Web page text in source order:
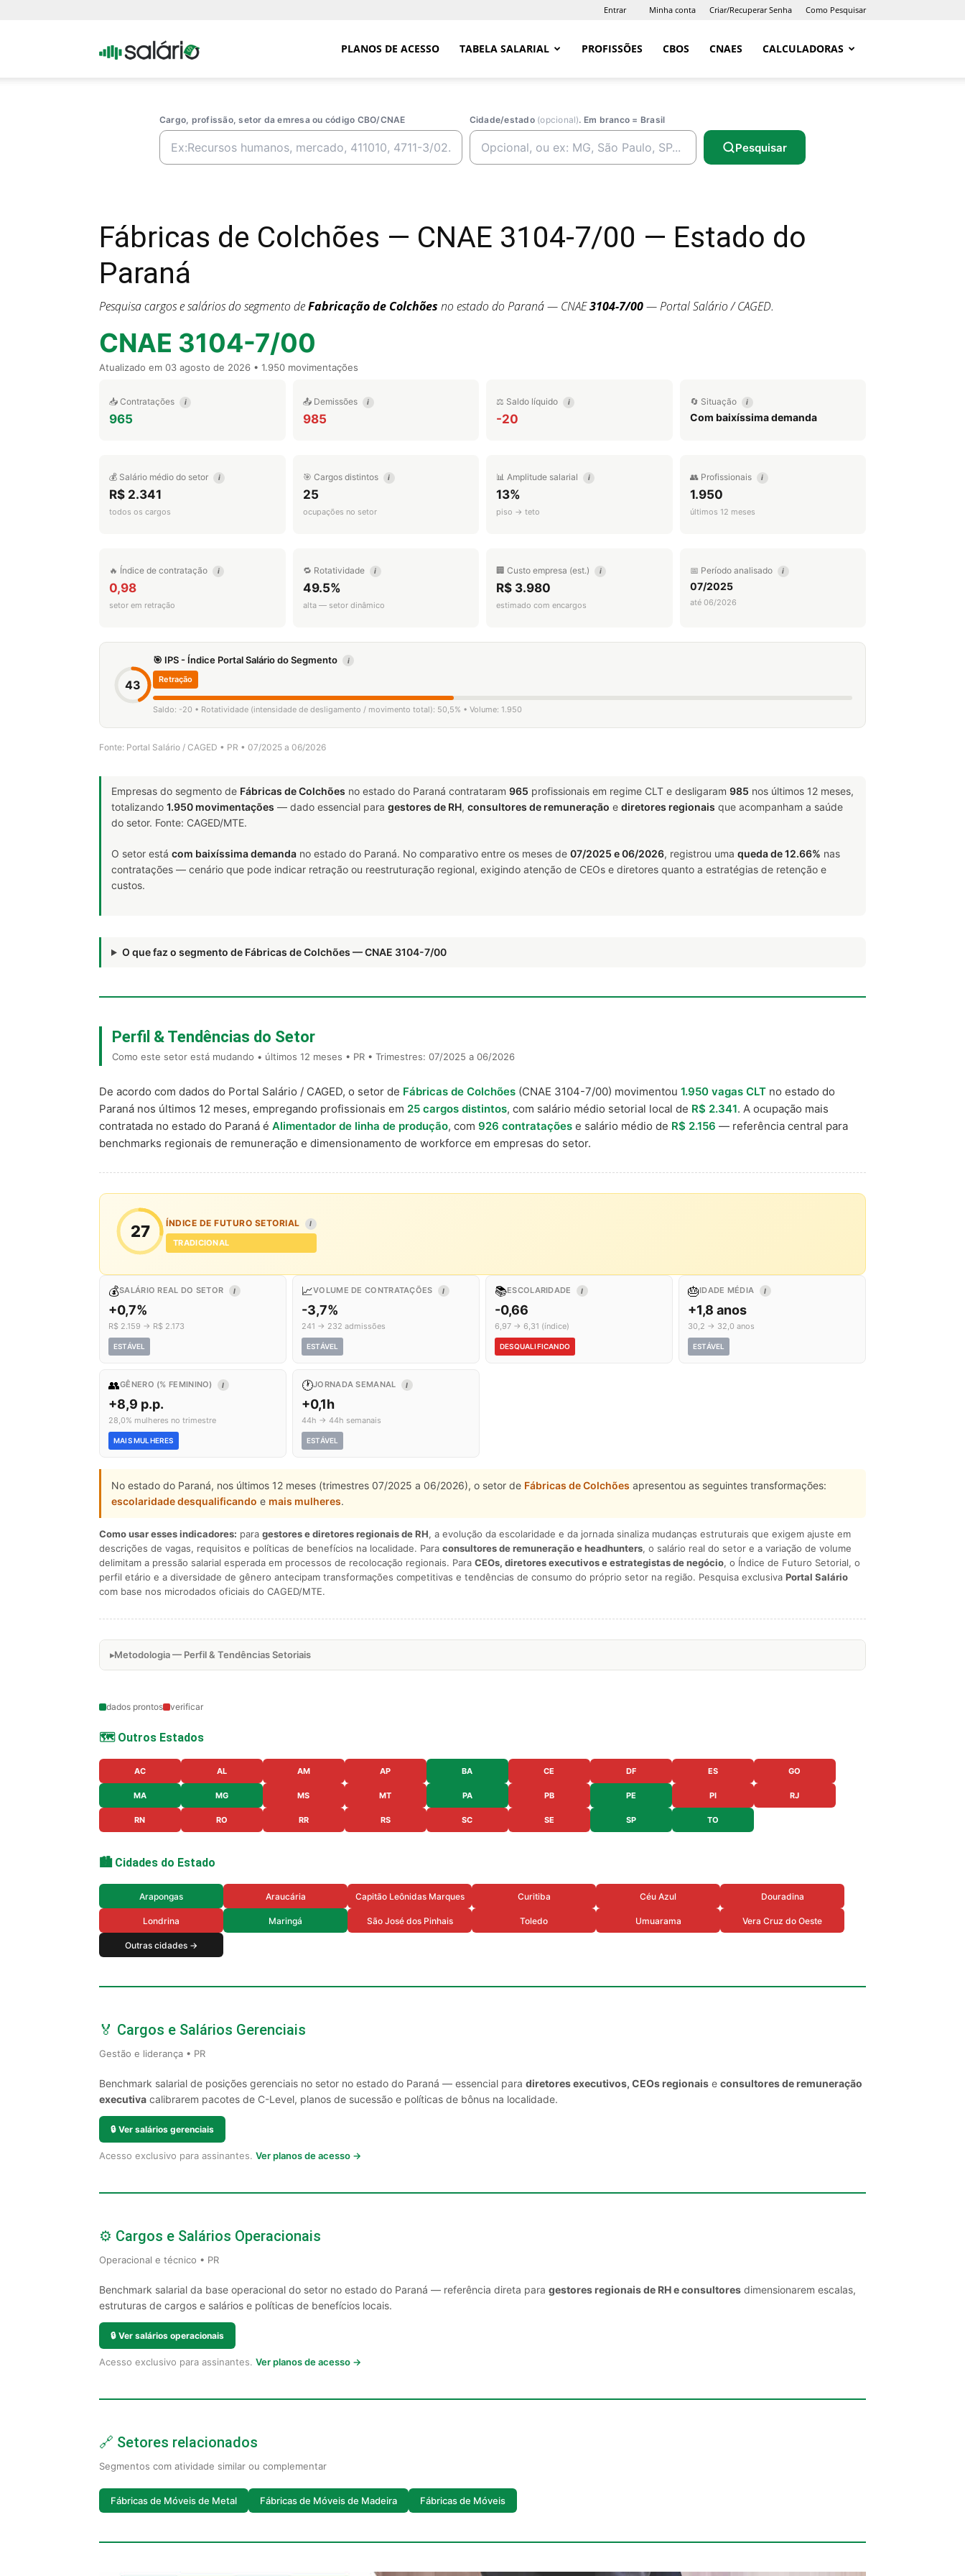
Entrar Minha conta Criar/Recuperar Senha Como Pesquisar
Portal PLANOS DE ACESSO TABELA SALARIAL PROFISSÕES CBOS CNAES CALCULADORAS
Cargo, profissão, setor da emresa ou código CBO/CNAE Cidade/estado (opcional). Em branco = Brasil
Pesquisar
Fábricas de Colchões — CNAE 3104-7/00 — Estado do
Paraná
Pesquisa cargos e salários do segmento deFabricação de Colchões no estado do Paraná — CNAE3104-7/00— Portal Salário / CAGED.
CNAE 3104-7/00
Atualizado em 03 agosto de 2026 • 1.950 movimentações
📥 Contratações i
965
📤 Demissões i
985
⚖️ Saldo líquido i
-20
🔄 Situação i
Com baixíssima demanda
💰 Salário médio do setor i
R$ 2.341
todos os cargos
🎯 Cargos distintos i
25
ocupações no setor
📊 Amplitude salarial i
13%
piso → teto
👥 Profissionais i
1.950
últimos 12 meses
🔥 Índice de contratação i
0,98
setor em retração
🔁 Rotatividade i
49.5%
alta — setor dinâmico
🏢 Custo empresa (est.) i
R$ 3.980
estimado com encargos
📅 Período analisado i
07/2025
até 06/2026
43
🎯 IPS - Índice Portal Salário do Segmento i
Retração
Saldo: -20 • Rotatividade (intensidade de desligamento / movimento total): 50,5% • Volume: 1.950
Fonte: Portal Salário / CAGED • PR • 07/2025 a 06/2026
Empresas do segmento de Fábricas de Colchões no estado do Paraná contrataram 965 profissionais em regime CLT e desligaram 985 nos últimos 12 meses,
totalizando 1.950 movimentações — dado essencial para gestores de RH, consultores de remuneração e diretores regionais que acompanham a saúde
do setor. Fonte: CAGED/MTE.
O setor está com baixíssima demanda no estado do Paraná. No comparativo entre os meses de 07/2025 e 06/2026, registrou uma queda de 12.66% nas
contratações — cenário que pode indicar retração ou reestruturação regional, exigindo atenção de CEOs e diretores quanto a estratégias de retenção e
custos.
O que faz o segmento de Fábricas de Colchões — CNAE 3104-7/00
Perfil & Tendências do Setor
Como este setor está mudando • últimos 12 meses • PR • Trimestres: 07/2025 a 06/2026
De acordo com dados do Portal Salário / CAGED, o setor de Fábricas de Colchões (CNAE 3104-7/00) movimentou 1.950 vagas CLT no estado do
Paraná nos últimos 12 meses, empregando profissionais em 25 cargos distintos, com salário médio setorial local de R$ 2.341. A ocupação mais
contratada no estado do Paraná é Alimentador de linha de produção, com 926 contratações e salário médio de R$ 2.156 — referência central para
benchmarks regionais de remuneração e dimensionamento de workforce em empresas do setor.
27 ÍNDICE DE FUTURO SETORIAL I
TRADICIONAL
💰SALÁRIO REAL DO SETOR I
+0,7%
R$ 2.159 → R$ 2.173
ESTÁVEL
📈VOLUME DE CONTRATAÇÕES I
-3,7%
241 → 232 admissões
ESTÁVEL
📚ESCOLARIDADE I
-0,66
6,97 → 6,31 (índice)
DESQUALIFICANDO
🎂IDADE MÉDIA I
+1,8 anos
30,2 → 32,0 anos
ESTÁVEL
👥GÊNERO (% FEMININO) I
+8,9 p.p.
28,0% mulheres no trimestre
MAIS MULHERES
🕐JORNADA SEMANAL I
+0,1h
44h → 44h semanais
ESTÁVEL
No estado do Paraná, nos últimos 12 meses (trimestres 07/2025 a 06/2026), o setor de Fábricas de Colchões apresentou as seguintes transformações:
escolaridade desqualificando e mais mulheres.
Como usar esses indicadores: para gestores e diretores regionais de RH, a evolução da escolaridade e da jornada sinaliza mudanças estruturais que exigem ajuste em
descrições de vagas, requisitos e políticas de benefícios na localidade. Para consultores de remuneração e headhunters, o salário real do setor e a variação de volume
delimitam a pressão salarial esperada em processos de recolocação regionais. Para CEOs, diretores executivos e estrategistas de negócio, o Índice de Futuro Setorial, o
perfil etário e a diversidade de gênero antecipam transformações competitivas e tendências de consumo do próprio setor na região. Pesquisa exclusiva Portal Salário
com base nos microdados oficiais do CAGED/MTE.
Metodologia — Perfil & Tendências Setoriais
dados prontos verificar
🗺️ Outros Estados
AC AL AM AP BA CE DF ES GO
MA MG MS MT PA PB PE PI RJ
RN RO RR RS SC SE SP TO
🏙️ Cidades do Estado
Arapongas Araucária Capitão Leônidas Marques Curitiba Céu Azul Douradina
Londrina Maringá São José dos Pinhais Toledo Umuarama Vera Cruz do Oeste
Outras cidades →
🏅 Cargos e Salários Gerenciais
Gestão e liderança • PR
Benchmark salarial de posições gerenciais no setor no estado do Paraná — essencial para diretores executivos, CEOs regionais e consultores de remuneração
executiva calibrarem pacotes de C-Level, planos de sucessão e políticas de bônus na localidade.
🔒 Ver salários gerenciais
Acesso exclusivo para assinantes. Ver planos de acesso →
⚙️ Cargos e Salários Operacionais
Operacional e técnico • PR
Benchmark salarial da base operacional do setor no estado do Paraná — referência direta para gestores regionais de RH e consultores dimensionarem escalas,
estruturas de cargos e salários e políticas de benefícios locais.
🔒 Ver salários operacionais
Acesso exclusivo para assinantes. Ver planos de acesso →
🔗 Setores relacionados
Segmentos com atividade similar ou complementar
Fábricas de Móveis de Metal Fábricas de Móveis de Madeira Fábricas de Móveis